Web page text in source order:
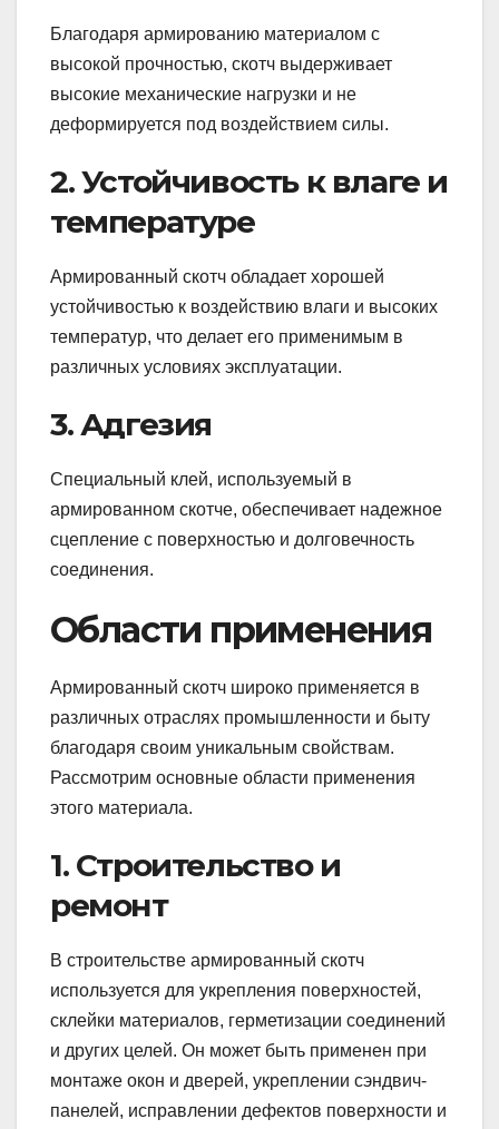
Благодаря армированию материалом с
высокой прочностью, скотч выдерживает
высокие механические нагрузки и не
деформируется под воздействием силы.
2. Устойчивость к влаге и
температуре
Армированный скотч обладает хорошей
устойчивостью к воздействию влаги и высоких
температур, что делает его применимым в
различных условиях эксплуатации.
3. Адгезия
Специальный клей, используемый в
армированном скотче, обеспечивает надежное
сцепление с поверхностью и долговечность
соединения.
Области применения
Армированный скотч широко применяется в
различных отраслях промышленности и быту
благодаря своим уникальным свойствам.
Рассмотрим основные области применения
этого материала.
1. Строительство и
ремонт
В строительстве армированный скотч
используется для укрепления поверхностей,
склейки материалов, герметизации соединений
и других целей. Он может быть применен при
монтаже окон и дверей, укреплении сэндвич-
панелей, исправлении дефектов поверхности и